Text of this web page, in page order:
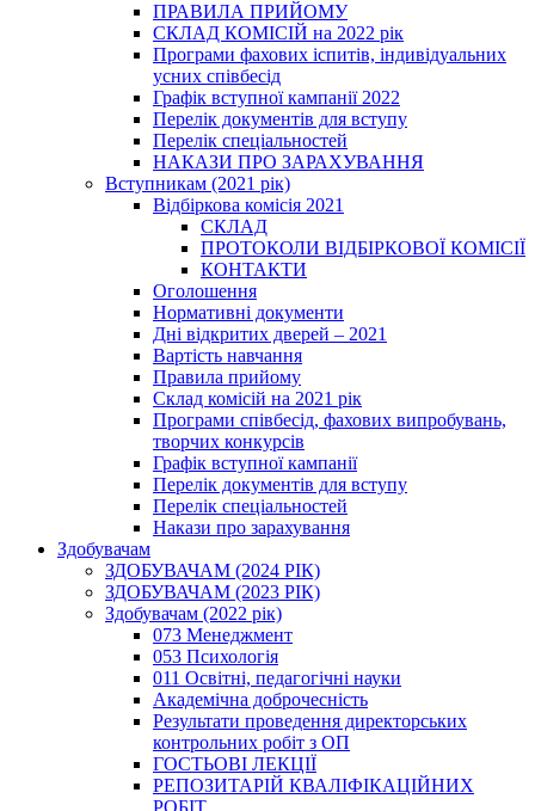
ПРАВИЛА ПРИЙОМУ
СКЛАД КОМІСІЙ на 2022 рік
Програми фахових іспитів, індивідуальних
усних співбесід
Графік вступної кампанії 2022
Перелік документів для вступу
Перелік спеціальностей
НАКАЗИ ПРО ЗАРАХУВАННЯ
Вступникам (2021 рік)
Відбіркова комісія 2021
СКЛАД
ПРОТОКОЛИ ВІДБІРКОВОЇ КОМІСІЇ
КОНТАКТИ
Оголошення
Нормативні документи
Дні відкритих дверей – 2021
Вартість навчання
Правила прийому
Склад комісій на 2021 рік
Програми співбесід, фахових випробувань,
творчих конкурсів
Графік вступної кампанії
Перелік документів для вступу
Перелік спеціальностей
Накази про зарахування
Здобувачам
ЗДОБУВАЧАМ (2024 РІК)
ЗДОБУВАЧАМ (2023 РІК)
Здобувачам (2022 рік)
073 Менеджмент
053 Психологія
011 Освітні, педагогічні науки
Академічна доброчесність
Результати проведення директорських
контрольних робіт з ОП
ГОСТЬОВІ ЛЕКЦІЇ
РЕПОЗИТАРІЙ КВАЛІФІКАЦІЙНИХ
РОБІТ